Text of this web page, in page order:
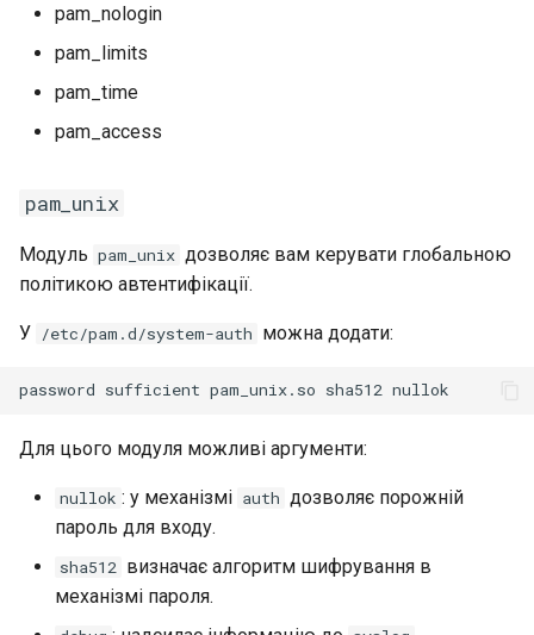
pam_nologin
pam_limits
pam_time
pam_access
pam_unix
Модуль pam_unix дозволяє вам керувати глобальною
політикою автентифікації.
У /etc/pam.d/system-auth можна додати:
Для цього модуля можливі аргументи:
nullok : у механізмі auth дозволяє порожній
пароль для входу.
sha512 визначає алгоритм шифрування в
механізмі пароля.